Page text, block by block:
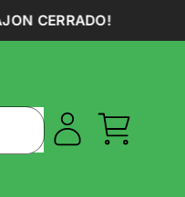
CERRADO!
Iniciar
sesión
Carrito